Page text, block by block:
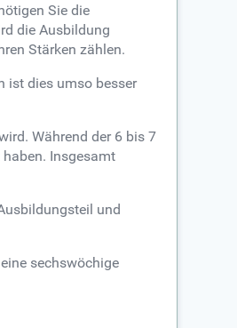
Sie die
die Ausbildung
Stärken zählen.
ist dies umso besser
Während der 6 bis 7
Insgesamt
und
sechswöchige